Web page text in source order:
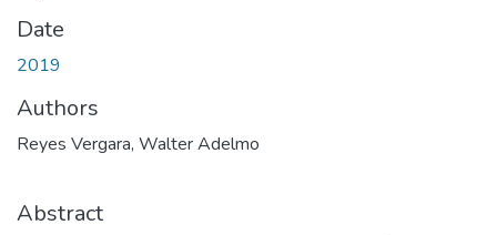
Date
2019
Authors
Reyes Vergara, Walter Adelmo
Abstract